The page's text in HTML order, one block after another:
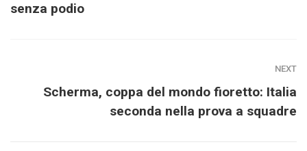
senza podio
NEXT
Scherma, coppa del mondo fioretto: Italia
seconda nella prova a squadre